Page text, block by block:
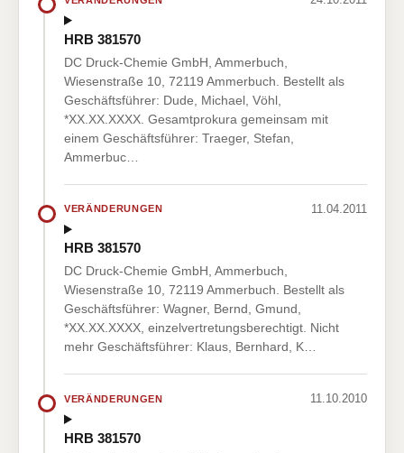
HRB 381570
DC Druck-Chemie GmbH, Ammerbuch,
Wiesenstraße 10, 72119 Ammerbuch. Bestellt als
Geschäftsführer: Dude, Michael, Vöhl,
*XX.XX.XXXX. Gesamtprokura gemeinsam mit
einem Geschäftsführer: Traeger, Stefan,
Ammerbuc…
VERÄNDERUNGEN 11.04.2011
HRB 381570
DC Druck-Chemie GmbH, Ammerbuch,
Wiesenstraße 10, 72119 Ammerbuch. Bestellt als
Geschäftsführer: Wagner, Bernd, Gmund,
*XX.XX.XXXX, einzelvertretungsberechtigt. Nicht
mehr Geschäftsführer: Klaus, Bernhard, K…
VERÄNDERUNGEN 11.10.2010
HRB 381570